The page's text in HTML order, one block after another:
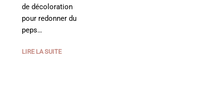
de décoloration
pour redonner du
peps…
LIRE LA SUITE